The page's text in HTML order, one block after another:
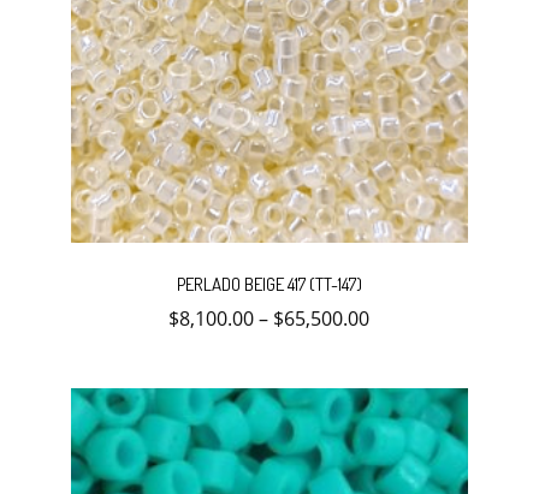
Este
tiene
múltiples
variantes.
se
pueden
elegir
en
la
página
PERLADO BEIGE 417 (TT-147)
$8,100.00– $65,500.00